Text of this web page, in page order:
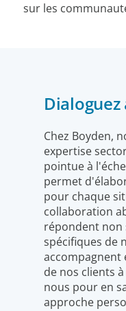
sur les
Chez Boyden,
expertise
pointue à
permet
pour chaque
collaboration
répondent non
spécifiques de
accompagnent
de nos clients
nous pour en
approche